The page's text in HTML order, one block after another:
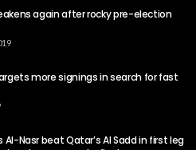
again after rocky pre-election
more signings in search for fast
Al-Nasr beat Qatar’s Al Sadd in first leg